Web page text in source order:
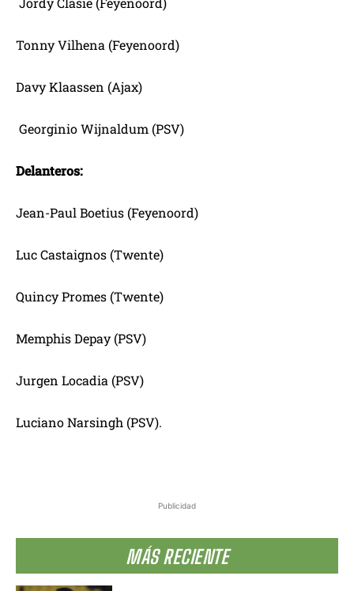
Publicidad
MÁS RECIENTE
Tonny Vilhena (Feyenoord)
Davy Klaassen (Ajax)
Georginio Wijnaldum (PSV)
Delanteros:
Jean-Paul Boetius (Feyenoord)
Luc Castaignos (Twente)
Quincy Promes (Twente)
Memphis Depay (PSV)
Jurgen Locadia (PSV)
Luciano Narsingh (PSV).